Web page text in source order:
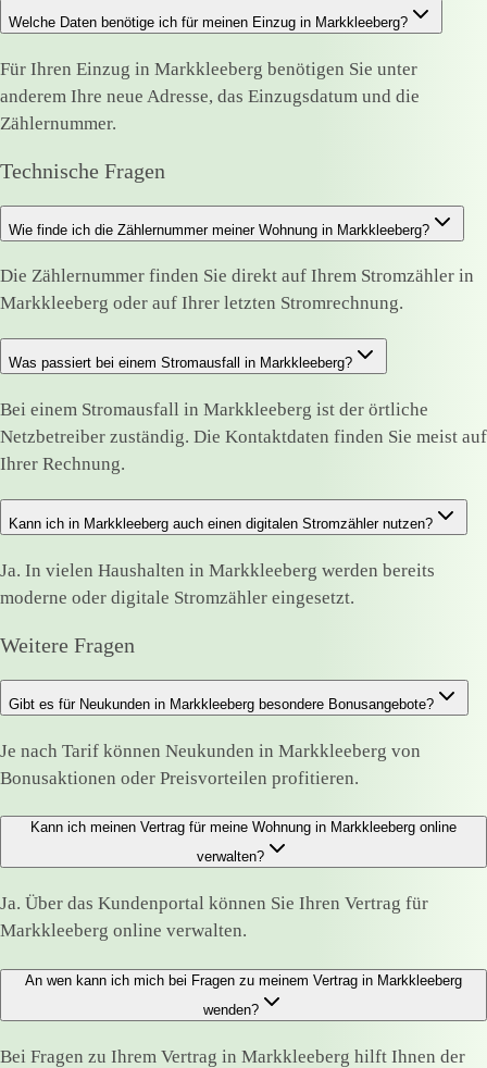
Welche Daten benötige ich für meinen Einzug in Markkleeberg?
Für Ihren Einzug in Markkleeberg benötigen Sie unter
anderem Ihre neue Adresse, das Einzugsdatum und die
Zählernummer.
Technische Fragen
Wie finde ich die Zählernummer meiner Wohnung in Markkleeberg?
Die Zählernummer finden Sie direkt auf Ihrem Stromzähler in
Markkleeberg oder auf Ihrer letzten Stromrechnung.
Was passiert bei einem Stromausfall in Markkleeberg?
Bei einem Stromausfall in Markkleeberg ist der örtliche
Netzbetreiber zuständig. Die Kontaktdaten finden Sie meist auf
Ihrer Rechnung.
Kann ich in Markkleeberg auch einen digitalen Stromzähler nutzen?
Ja. In vielen Haushalten in Markkleeberg werden bereits
moderne oder digitale Stromzähler eingesetzt.
Weitere Fragen
Gibt es für Neukunden in Markkleeberg besondere Bonusangebote?
Je nach Tarif können Neukunden in Markkleeberg von
Bonusaktionen oder Preisvorteilen profitieren.
Kann ich meinen Vertrag für meine Wohnung in Markkleeberg online
verwalten?
Ja. Über das Kundenportal können Sie Ihren Vertrag für
Markkleeberg online verwalten.
An wen kann ich mich bei Fragen zu meinem Vertrag in Markkleeberg
wenden?
Bei Fragen zu Ihrem Vertrag in Markkleeberg hilft Ihnen der